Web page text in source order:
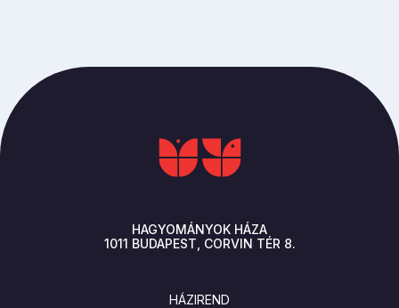
HAGYOMÁNYOK HÁZA
1011 BUDAPEST CORVIN TÉR 8.
HÁZIREND